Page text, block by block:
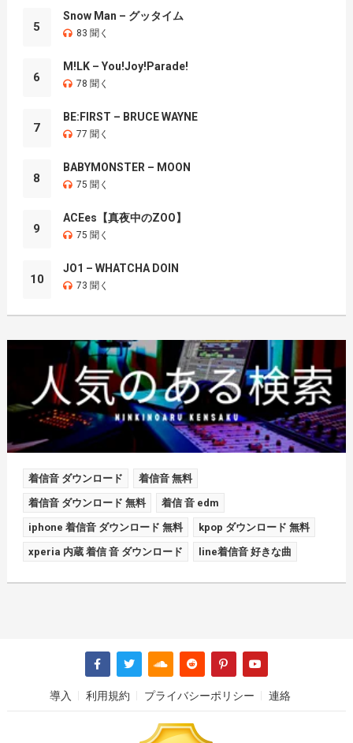
5
Snow Man – グッタイム
83 聞く
6
M!LK – You!Joy!Parade!
78 聞く
7
BE:FIRST – BRUCE WAYNE
77 聞く
8
BABYMONSTER – MOON
75 聞く
9
ACEes【真夜中のZOO】
75 聞く
10
JO1 – WHATCHA DOIN
73 聞く
着信音 ダウンロード 着信音 無料
着信音 ダウンロード 無料 着信 音 edm
iphone 着信音 ダウンロード 無料 kpop ダウンロード 無料
xperia 内蔵 着信 音 ダウンロード line着信音 好きな曲
導入 利用規約 プライバシーポリシー 連絡